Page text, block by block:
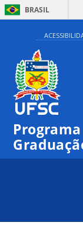
BRASIL